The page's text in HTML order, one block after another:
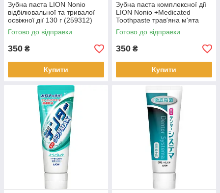
Зубна паста LION Nonio
відбілювальної та тривалої
освіжної дії 130 г (259312)
Готово до відправки
350 ₴
Купити
Зубна паста комплексної дії
LION Nonio +Medicated
Toothpaste трав'яна м'ята
130 г (259299)
Готово до відправки
350 ₴
Купити